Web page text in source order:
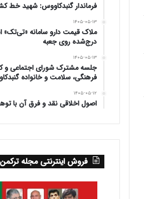
فرماندار گنبدکاووس: شهید خط
۱۴۰۵-۰۵-۱۳
ملاک قیمت دارو سامانه
درج‌شده روی جعبه
۱۴۰۵-۰۵-۱۳
جلسه مشترک شورای اجتماعی و
فرهنگی، سلامت و خانواده
۱۴۰۵-۰۵-۱۲
اصول اخلاقی نقد و فرق آن با
فروش اینترنتی مجله ترکمن